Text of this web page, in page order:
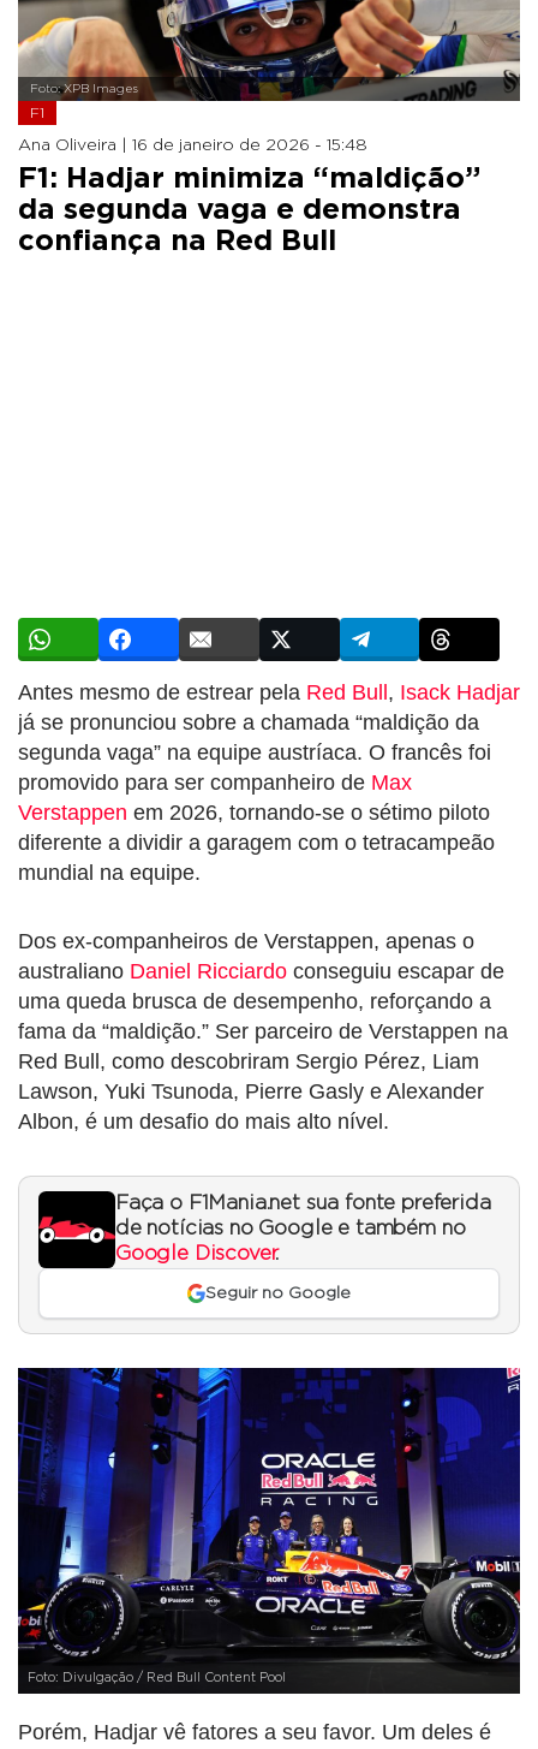
Foto: XPB Images
F1
Ana Oliveira | 16 de janeiro de 2026 - 15:48
F1: Hadjar minimiza “maldição”
da segunda vaga e demonstra
confiança na Red Bull
Antes mesmo de estrear pela Red Bull, Isack Hadjar
já se pronunciou sobre a chamada “maldição da
segunda vaga” na equipe austríaca. O francês foi
promovido para ser companheiro de Max
Verstappen em 2026, tornando-se o sétimo piloto
diferente a dividir a garagem com o tetracampeão
mundial na equipe.
Dos ex-companheiros de Verstappen, apenas o
australiano Daniel Ricciardo conseguiu escapar de
uma queda brusca de desempenho, reforçando a
fama da “maldição.” Ser parceiro de Verstappen na
Red Bull, como descobriram Sergio Pérez, Liam
Lawson, Yuki Tsunoda, Pierre Gasly e Alexander
Albon, é um desafio do mais alto nível.
Faça o F1Mania.net sua fonte preferida
de notícias no Google e também no
Google Discover.
Seguir no Google
Foto: Divulgação / Red Bull Content Pool
Porém, Hadjar vê fatores a seu favor. Um deles é